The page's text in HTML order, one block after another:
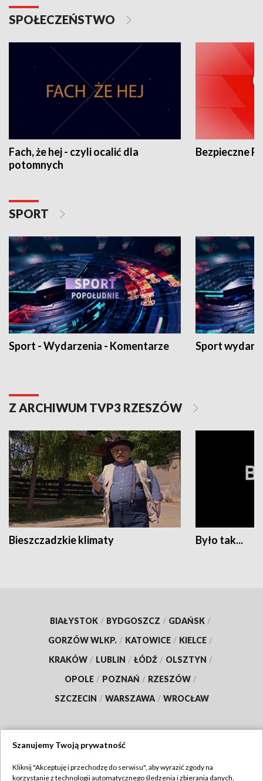
SPOŁECZEŃSTWO
Fach, że hej - czyli ocalić dla
potomnych
Bezpieczne
SPORT
Sport - Wydarzenia - Komentarze Sport
Z ARCHIWUM TVP3 RZESZÓW
Bieszczadzkie klimaty Było tak...
BIAŁYSTOK / BYDGOSZCZ / GDAŃSK /
GORZÓW WLKP. / KATOWICE / KIELCE /
KRAKÓW / LUBLIN / ŁÓDŹ / OLSZTYN /
OPOLE / POZNAŃ / RZESZÓW /
SZCZECIN / WARSZAWA / WROCŁAW
Szanujemy Twoją prywatność
Kliknij "Akceptuję i przechodzę do serwisu", aby wyrazić zgody na
korzystanie z technologii automatycznego śledzenia i zbierania danych,